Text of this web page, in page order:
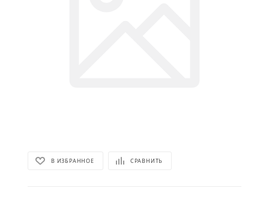
В ИЗБРАННОЕ СРАВНИТЬ